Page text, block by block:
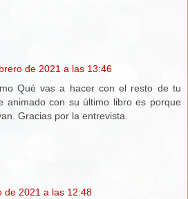
de 2021 a las 13:46
Qué vas a hacer con el resto de tu
animado con su último libro es porque
Gracias por la entrevista.
de 2021 a las 12:48